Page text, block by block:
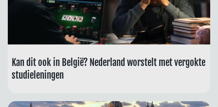
Kan dit ook in België? Nederland worstelt met vergokte
studieleningen